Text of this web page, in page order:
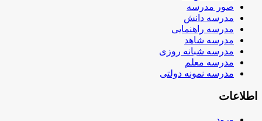
صور مدرسه
مدرسه دانش
مدرسه راهنمایی
مدرسه شاهد
مدرسه شبانه روزی
مدرسه معلم
مدرسه نمونه دولتی
اطلاعات